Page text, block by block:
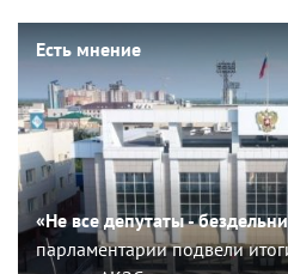
Есть мнение
«Не все депутаты -
парламентарии подвели